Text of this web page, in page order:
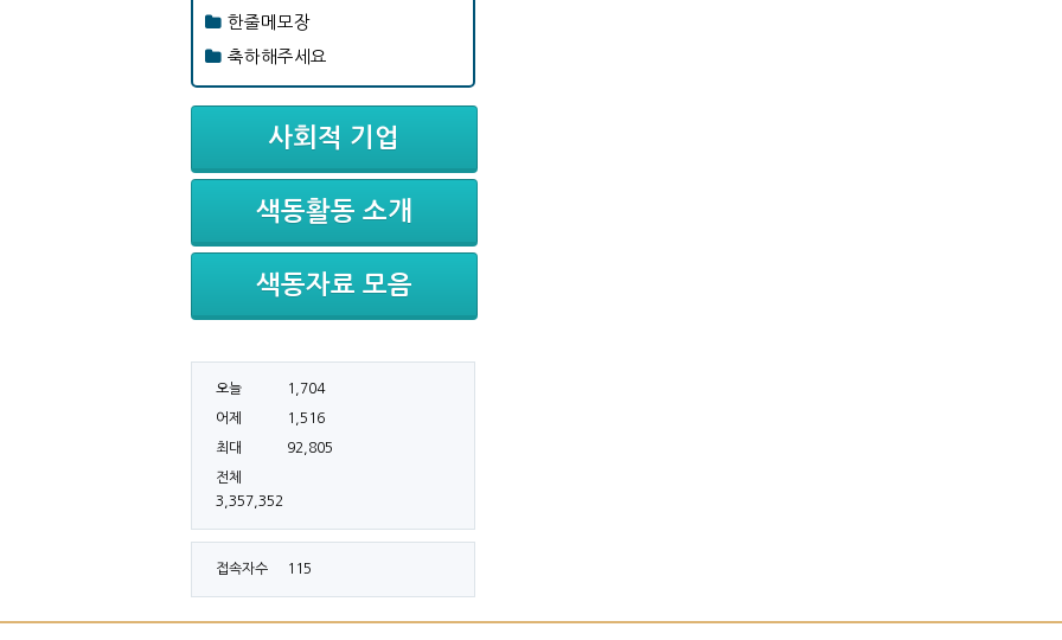
한줄메모장
축하해주세요
사회적 기업
색동활동 소개
색동자료 모음
오늘 1,704
어제 1,516
최대 92,805
전체
3,357,352
접속자수 115